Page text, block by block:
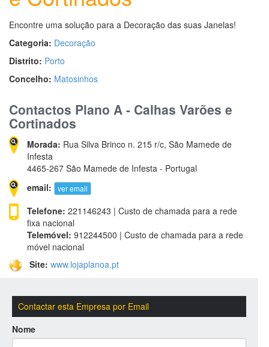
Encontre uma solução para a Decoração das suas Janelas!
Categoria: Decoração
Distrito: Porto
Concelho: Matosinhos
Contactos Plano A - Calhas Varões e
Cortinados
Morada: Rua Silva Brinco n. 215 r/c, São Mamede de
Infesta
4465-267 São Mamede de Infesta - Portugal
email:
ver email
Telefone: 221146243 | Custo de chamada para a rede
fixa nacional
Telemóvel: 912244500 | Custo de chamada para a rede
móvel nacional
Site: www.lojaplanoa.pt
Contactar esta Empresa por Email
Nome